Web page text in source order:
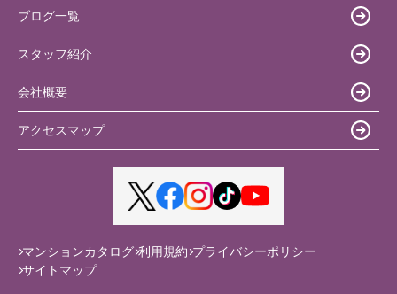
ブログ一覧
スタッフ紹介
会社概要
アクセスマップ
マンションカタログ 利用規約 プライバシーポリシー
サイトマップ